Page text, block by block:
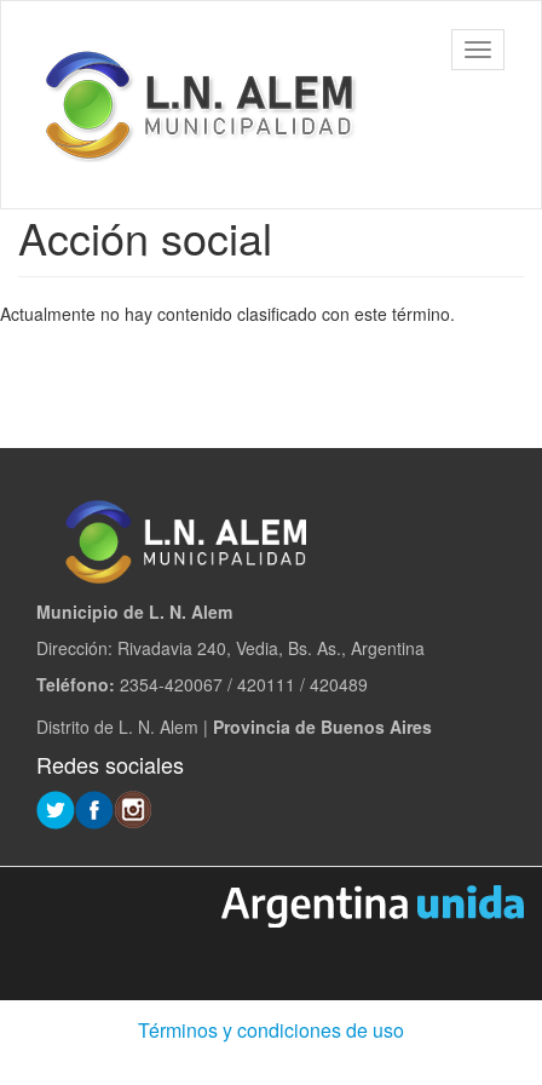
contenido
principal
Municipalidad
de L. N. Alem
barra
Contenido
principal
Acción social
Actualmente no hay contenido clasificado con este término.
Municipio de L. N. Alem
Dirección: Rivadavia 240, Vedia, Bs. As., Argentina
Teléfono: 2354-420067 / 420111 / 420489
Distrito de L. N. Alem | Provincia de Buenos Aires
Redes sociales
Términos y condiciones de uso(Abre